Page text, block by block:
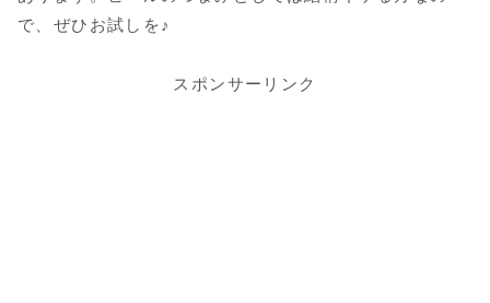
で、ぜひお試しを♪
スポンサーリンク